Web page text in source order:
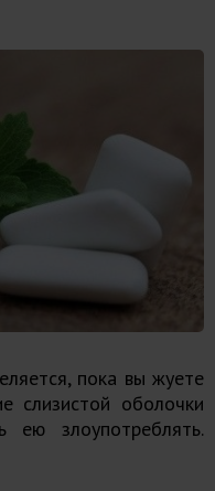
пока вы жуете
слизистой оболочки
ею злоупотреблять.